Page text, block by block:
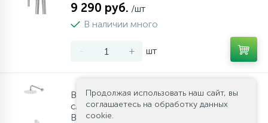
9 290 руб. /шт
В наличии много
- + шт
Встраиваемый термостатический
смеситель для душа однорычажный CZR-
B-VDIM-T-01
Продолжая использовать наш сайт, вы
соглашаетесь на обработку данных
cookie.